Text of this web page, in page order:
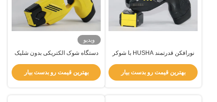
نورافکن قدرتمند HUSHA با شوکر
مقاوم در برابر آب
بهترین قیمت رو بدست بیار
ویدیو
دستگاه شوک الکتریکی بدون شلیک
بهترین قیمت رو بدست بیار